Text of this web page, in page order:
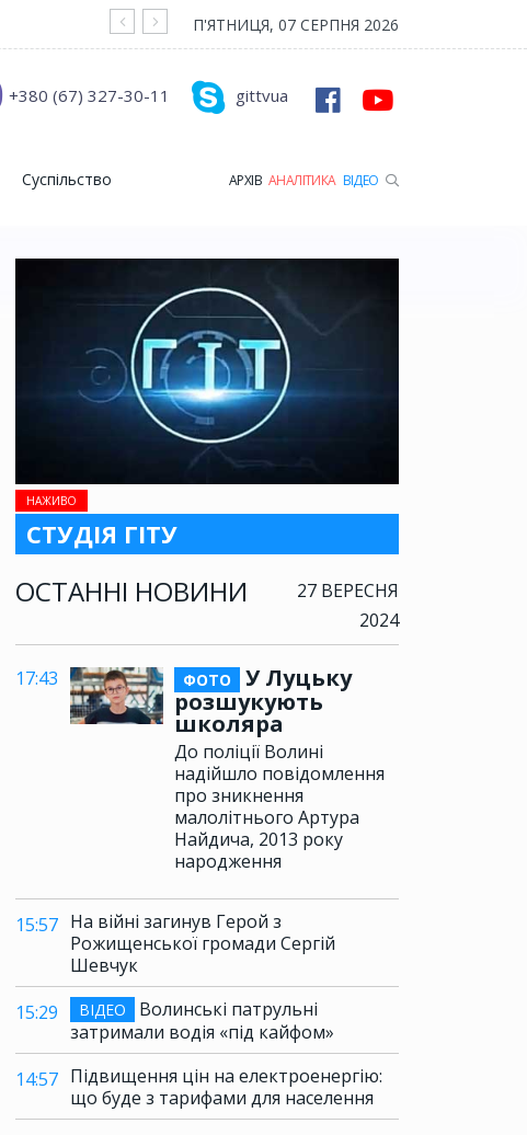
На війні загинув Герой з Рожищенської
П'ЯТНИЦЯ, 07 СЕРПНЯ 2026
gittvua
+380 (67) 327-30-11
Суспільство АРХІВ АНАЛІТИКА ВІДЕО
НАЖИВО
СТУДІЯ ГІТУ
ОСТАННІ НОВИНИ
27 ВЕРЕСНЯ
2024
17:43 ФОТО
У Луцьку
розшукують
школяра
До поліції Волині
надійшло повідомлення
про зникнення
малолітнього Артура
Найдича, 2013 року
народження
15:57 На війні загинув Герой з
Рожищенської громади Сергій
Шевчук
15:29
ВІДЕО
Волинські патрульні
затримали водія «під кайфом»
14:57 Підвищення цін на електроенергію:
що буде з тарифами для населення